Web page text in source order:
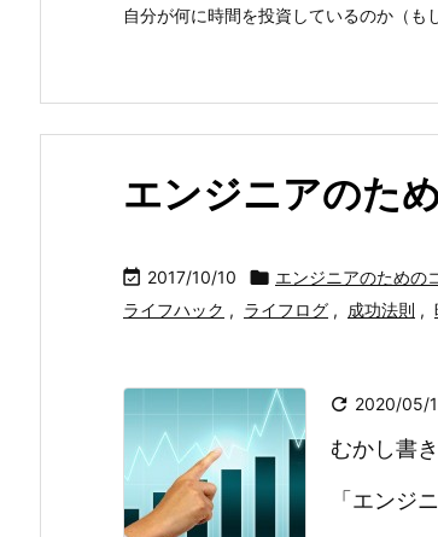
自分が何に時間を投資しているのか（も
エンジニアのた
 2017/10/10  エンジニアのための
ライフハック , ライフログ , 成功法則 ,
 2020/05/
むかし書
「エンジ